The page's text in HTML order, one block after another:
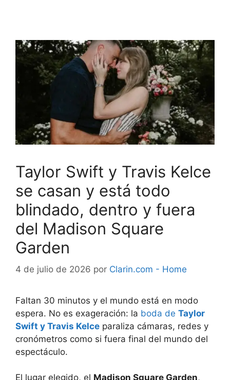
Taylor Swift y Travis Kelce
se casan y está todo
blindado, dentro y fuera
del Madison Square
Garden
4 de julio de 2026 por Clarin.com - Home
Faltan 30 minutos y el mundo está en modo
espera. No es exageración: la boda de Taylor
Swift y Travis Kelce paraliza cámaras, redes y
cronómetros como si fuera final del mundo del
espectáculo.
El lugar elegido, el Madison Square Garden,